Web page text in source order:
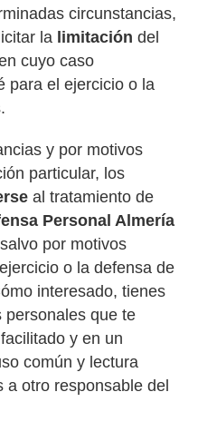
circunstancias,
la limitación del
cuyo caso
para el ejercicio o la
y por motivos
particular, los
al tratamiento de
Personal Almería
por motivos
o la defensa de
interesado, tienes
personales que te
y en un
común y lectura
otro responsable del